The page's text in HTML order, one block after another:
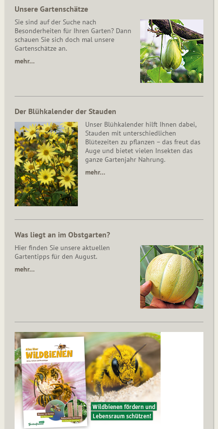
Unsere Gartenschätze
Sie sind auf der Suche nach
Besonderheiten für Ihren Garten? Dann
schauen Sie sich doch mal unsere
Gartenschätze an.
mehr…
Der Blühkalender der Stauden
Unser Blühkalender hilft Ihnen dabei,
Stauden mit unterschiedlichen
Blütezeiten zu pflanzen – das freut das
Auge und bietet vielen Insekten das
ganze Gartenjahr Nahrung.
mehr…
Was liegt an im Obstgarten?
Hier finden Sie unsere aktuellen
Gartentipps für den August.
mehr…